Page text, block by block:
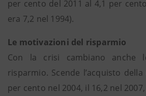
per cento del 2011 al 4,1 per
era 7,2 nel 1994).
Le motivazioni del risparmio
Con la crisi cambiano anche
risparmio. Scende l’acquisto
per cento nel 2004, il 16,2 nel